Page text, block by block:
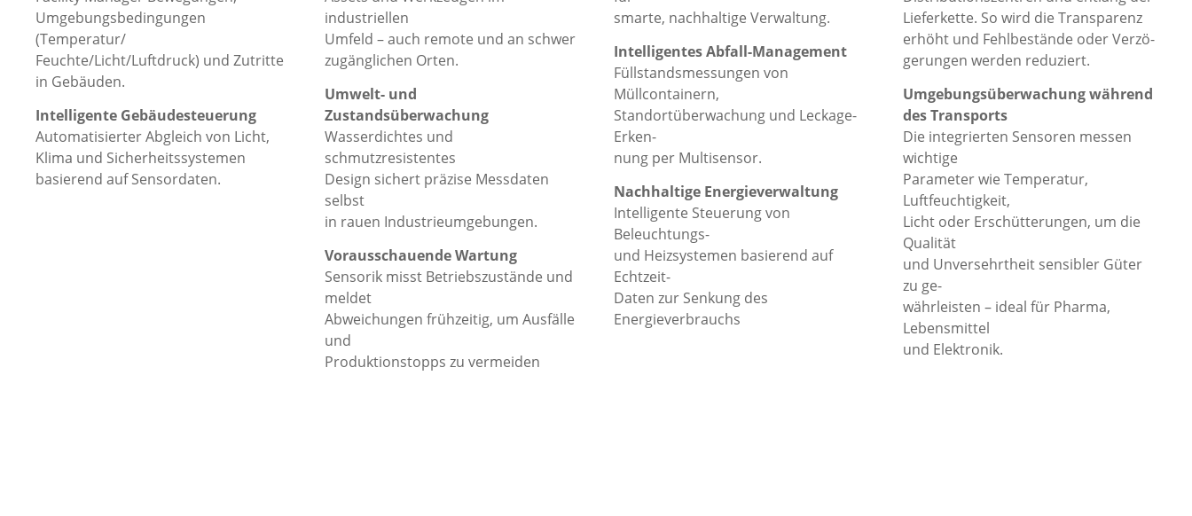
Umgebungsbedingungen
(Temperatur/
Feuchte/Licht/Luftdruck) und Zutritte
in Gebäuden.
Intelligente Gebäudesteuerung
Automatisierter Abgleich von Licht,
Klima und Sicherheitssystemen
basierend auf Sensordaten.
industriellen
Umfeld – auch remote und an schwer
zugänglichen Orten.
Umwelt- und
Zustandsüberwachung
Wasserdichtes und
schmutzresistentes
Design sichert präzise Messdaten
selbst
in rauen Industrieumgebungen.
Vorausschauende Wartung
Sensorik misst Betriebszustände und
meldet
Abweichungen frühzeitig, um Ausfälle
und
Produktionstopps zu vermeiden
smarte, nachhaltige Verwaltung.
Intelligentes Abfall-Management
Füllstandsmessungen von
Müllcontainern,
Standortüberwachung und Leckage-
Erken-
nung per Multisensor.
Nachhaltige Energieverwaltung
Intelligente Steuerung von
Beleuchtungs-
und Heizsystemen basierend auf
Echtzeit-
Daten zur Senkung des
Energieverbrauchs
Lieferkette. So wird die Transparenz
erhöht und Fehlbestände oder Verzö-
gerungen werden reduziert.
Umgebungsüberwachung während
des Transports
Die integrierten Sensoren messen
wichtige
Parameter wie Temperatur,
Luftfeuchtigkeit,
Licht oder Erschütterungen, um die
Qualität
und Unversehrtheit sensibler Güter
zu ge-
währleisten – ideal für Pharma,
Lebensmittel
und Elektronik.